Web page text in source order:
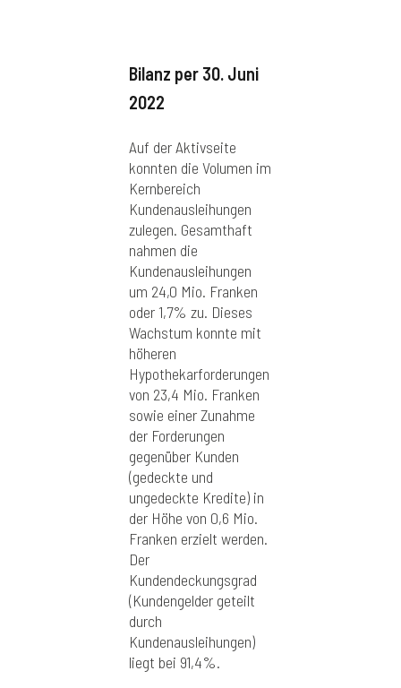
Bilanz per 30. Juni
2022
Auf der Aktivseite
konnten die Volumen im
Kernbereich
Kundenausleihungen
zulegen. Gesamthaft
nahmen die
Kundenausleihungen
um 24,0 Mio. Franken
oder 1,7% zu. Dieses
Wachstum konnte mit
höheren
Hypothekarforderungen
von 23,4 Mio. Franken
sowie einer Zunahme
der Forderungen
gegenüber Kunden
(gedeckte und
ungedeckte Kredite) in
der Höhe von 0,6 Mio.
Franken erzielt werden.
Der
Kundendeckungsgrad
(Kundengelder geteilt
durch
Kundenausleihungen)
liegt bei 91,4%.